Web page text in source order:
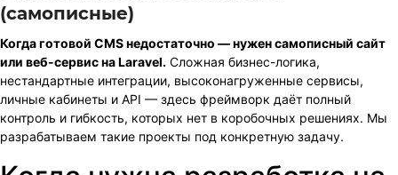
(самописные)
Когда готовой CMS недостаточно — нужен самописный сайт
или веб-сервис на Laravel. Сложная бизнес-логика,
нестандартные интеграции, высоконагруженные сервисы,
личные кабинеты и API — здесь фреймворк даёт полный
контроль и гибкость, которых нет в коробочных решениях. Мы
разрабатываем такие проекты под конкретную задачу.